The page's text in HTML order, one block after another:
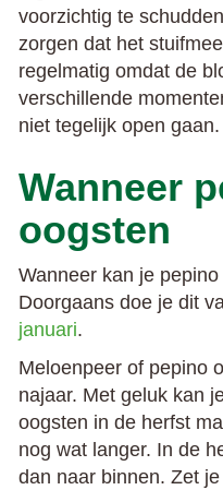
voorzichtig te
zorgen dat het
regelmatig omdat de
verschillende
niet tegelijk open gaan.
Wanneer
oogsten
Wanneer kan je
Doorgaans doe je dit
januari.
Meloenpeer of pepino
najaar. Met geluk kan
oogsten in de herfst
nog wat langer. In de
dan naar binnen. Zet